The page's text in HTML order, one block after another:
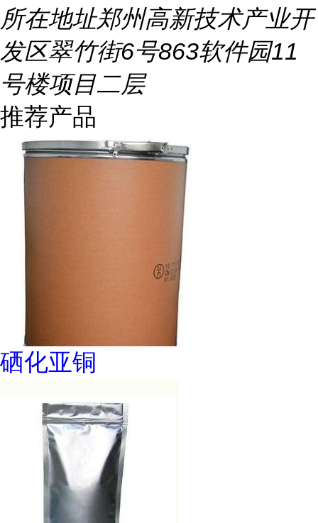
所在地址郑州高新技术产业开
发区翠竹街6号863软件园11
号楼项目二层
推荐产品
硒化亚铜